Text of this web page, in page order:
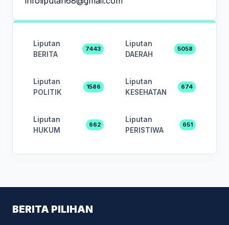
Liputan
BERITA
7443
Liputan
DAERAH
5058
Liputan
POLITIK
1586
Liputan
KESEHATAN
674
Liputan
HUKUM
662
Liputan
PERISTIWA
651
BERITA PILIHAN